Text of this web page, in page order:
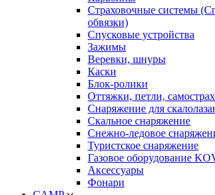
Страховочные системы
обвязки)
Спусковые устройства
Зажимы
Веревки, шнуры
Каски
Блок-ролики
Оттяжки, петли,
Снаряжение для
Скальное снаряжение
Снежно-ледовое
Туристское снаряжение
Газовое оборудование
Аксессуары
Фонари